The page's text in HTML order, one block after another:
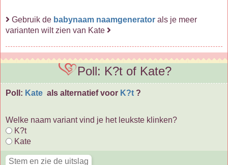
Gebruik de babynaam naamgenerator als je meer
varianten wilt zien van Kate
Poll: K?t of Kate?
Poll: Kate als alternatief voor K?t ?
Welke naam variant vind je het leukste klinken?
K?t
Kate